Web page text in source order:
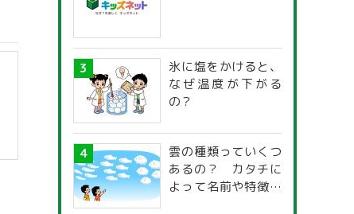
氷に塩をかけると、
なぜ温度が下がる
の？
雲の種類っていくつ
あるの？ カタチに
よって名前や特徴が